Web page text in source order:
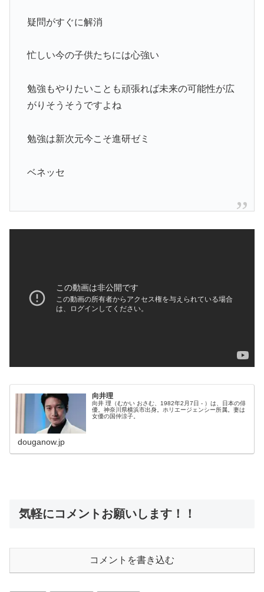
疑問がすぐに解消
忙しい今の子供たちには心強い
勉強もやりたいことも頑張れば未来の可能性が広
がりそうそうですよね
勉強は新次元今こそ進研ゼミ
ベネッセ
向井理
向井 理（むかい おさむ、1982年2月7日 - ）は、日本の俳
優。神奈川県横浜市出身。ホリエージェンシー所属。妻は
女優の国仲涼子。
douganow.jp
気軽にコメントお願いします！！
コメントを書き込む